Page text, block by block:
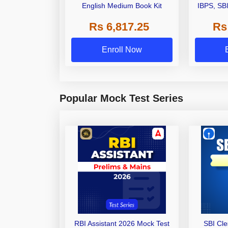
English Medium Book Kit
Rs 6,817.25
Enroll Now
IBPS,
Other
Popular Mock Test Series
RBI Assistant 2026 Mock Test
SBI